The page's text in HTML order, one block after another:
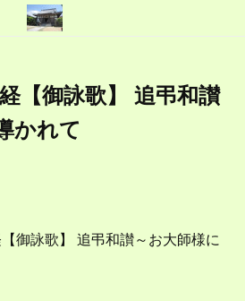
【御詠歌】 追弔和讃
かれて